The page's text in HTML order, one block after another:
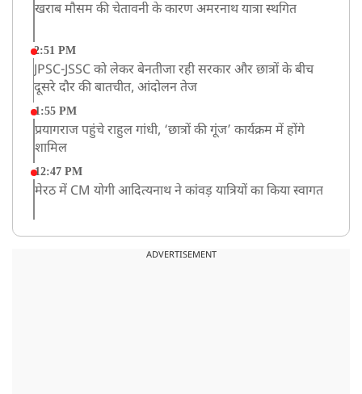
खराब मौसम की चेतावनी के कारण अमरनाथ यात्रा स्थगित
2:51 PM
JPSC-JSSC को लेकर बेनतीजा रही सरकार और छात्रों के बीच
दूसरे दौर की बातचीत, आंदोलन तेज
1:55 PM
प्रयागराज पहुंचे राहुल गांधी, ‘छात्रों की गूंज’ कार्यक्रम में होंगे
शामिल
12:47 PM
मेरठ में CM योगी आदित्यनाथ ने कांवड़ यात्रियों का किया स्वागत
असम बाढ़: 13 जिलों में 15 लाख से ज्यादा लोग प्रभावित, मृतकों
ADVERTISEMENT